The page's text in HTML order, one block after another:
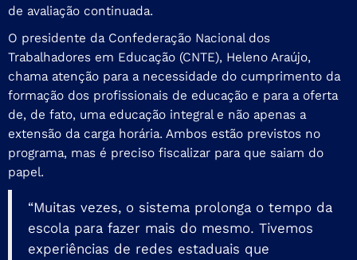
de avaliação continuada.
O presidente da Confederação Nacional dos
Trabalhadores em Educação (CNTE), Heleno Araújo,
chama atenção para a necessidade do cumprimento da
formação dos profissionais de educação e para a oferta
de, de fato, uma educação integral e não apenas a
extensão da carga horária. Ambos estão previstos no
programa, mas é preciso fiscalizar para que saiam do
papel.
“Muitas vezes, o sistema prolonga o tempo da
escola para fazer mais do mesmo. Tivemos
experiências de redes estaduais que